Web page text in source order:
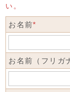
い。
お名前*
お名前（フリガ